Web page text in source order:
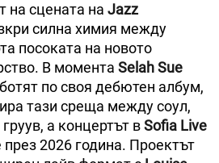
на сцената на Jazz
силна химия между
посоката на новото
В момента Selah Sue
по своя дебютен албум,
тази среща между соул,
а концертът вSofia Live
през 2026 година. Проектът